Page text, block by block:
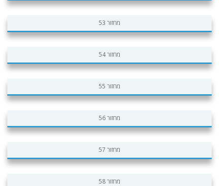
מחזור 53
מחזור 54
מחזור 55
מחזור 56
מחזור 57
מחזור 58